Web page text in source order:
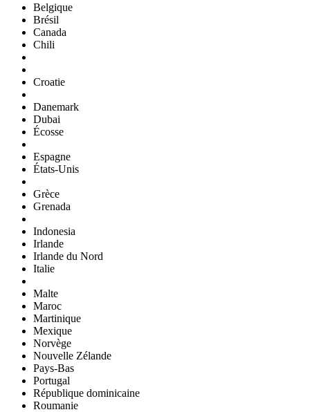
Belgique
Brésil
Canada
Chili
Croatie
Danemark
Dubai
Écosse
Espagne
États-Unis
Grèce
Grenada
Indonesia
Irlande
Irlande du Nord
Italie
Malte
Maroc
Martinique
Mexique
Norvège
Nouvelle Zélande
Pays-Bas
Portugal
République dominicaine
Roumanie